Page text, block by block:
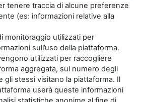
tenere traccia di alcune preferenze
(es: informazioni relative alla
monitoraggio utilizzati per
sull’uso della piattaforma.
utilizzati per raccogliere
aggregata, sul numero degli
gli stessi visitano la piattaforma. Il
userà queste informazioni